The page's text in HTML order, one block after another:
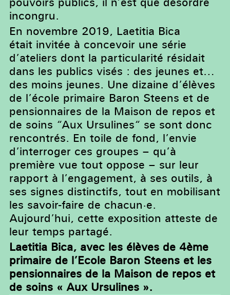
incongru.
En novembre 2019, Laetitia Bica
était invitée à concevoir une série
d’ateliers dont la particularité résidait
dans les publics visés : des jeunes et…
des moins jeunes. Une dizaine d’élèves
de l’école primaire Baron Steens et de
pensionnaires de la Maison de repos et
de soins “Aux Ursulines“ se sont donc
rencontrés. En toile de fond, l’envie
d’interroger ces groupes – qu’à
première vue tout oppose – sur leur
rapport à l’engagement, à ses outils, à
ses signes distinctifs, tout en mobilisant
les savoir-faire de chacun·e.
Aujourd’hui, cette exposition atteste de
leur temps partagé.
Laetitia Bica, avec les élèves de 4ème
primaire de l’Ecole Baron Steens et les
pensionnaires de la Maison de repos et
de soins « Aux Ursulines ».